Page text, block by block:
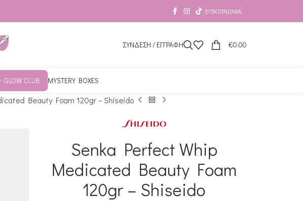
ΕΠΙΚΟΙΝΩΝΊΑ
ΣΥΝΔΕΣΗ / ΕΓΓΡΑΦΗ €0.00
GLOW CLUB MYSTERY BOXES
Beauty Foam 120gr – Shiseido
Senka Perfect Whip
Medicated Beauty Foam
120gr – Shiseido